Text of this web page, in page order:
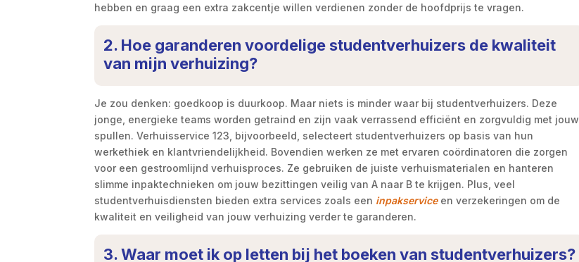
hebben en graag een extra zakcentje willen verdienen zonder de hoofdprijs te vragen.
2. Hoe garanderen voordelige studentverhuizers de kwaliteit
van mijn verhuizing?
Je zou denken: goedkoop is duurkoop. Maar niets is minder waar bij studentverhuizers. Deze
jonge, energieke teams worden getraind en zijn vaak verrassend efficiënt en zorgvuldig met jouw
spullen. Verhuisservice 123, bijvoorbeeld, selecteert studentverhuizers op basis van hun
werkethiek en klantvriendelijkheid. Bovendien werken ze met ervaren coördinatoren die zorgen
voor een gestroomlijnd verhuisproces. Ze gebruiken de juiste verhuismaterialen en hanteren
slimme inpaktechnieken om jouw bezittingen veilig van A naar B te krijgen. Plus, veel
studentverhuisdiensten bieden extra services zoals een inpakserviceen verzekeringen om de
kwaliteit en veiligheid van jouw verhuizing verder te garanderen.
3. Waar moet ik op letten bij het boeken van studentverhuizers?